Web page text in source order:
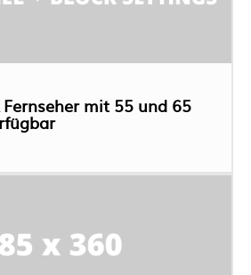
Fernseher mit 55 und 65